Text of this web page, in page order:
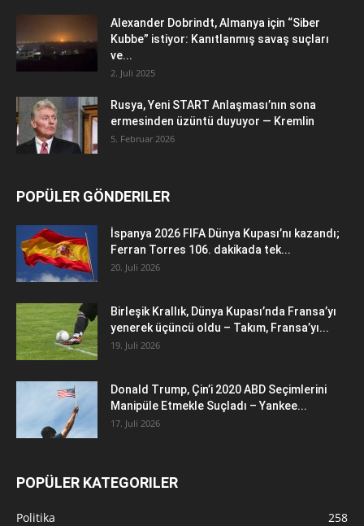
Alexander Dobrindt, Almanya için “Siber
Kubbe” istiyor: Kanıtlanmış savaş suçları
ve...
2. Juli 2025
Rusya, Yeni START Anlaşması’nın sona
ermesinden üzüntü duyuyor — Kremlin
5. Februar 2026
POPÜLER GÖNDERILER
İspanya 2026 FIFA Dünya Kupası’nı kazandı;
Ferran Torres 106. dakikada tek...
20. Juli 2026
Birleşik Krallık, Dünya Kupası’nda Fransa’yı
yenerek üçüncü oldu – Takım, Fransa’yı...
19. Juli 2026
Donald Trump, Çin’i 2020 ABD Seçimlerini
Manipüle Etmekle Suçladı – Yankee...
17. Juli 2026
POPÜLER KATEGORILER
Politika
258